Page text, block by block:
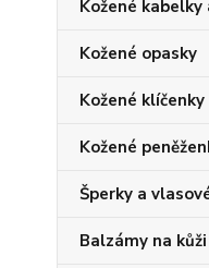
Kožené kabelky
Kožené opasky
Kožené klíčenky
Kožené
Šperky a
Balzámy na kůži